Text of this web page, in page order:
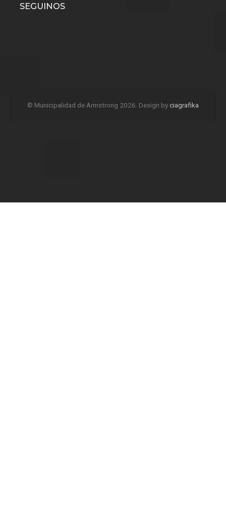
SEGUINOS
© Municipalidad de Armstrong 2026. Design byciagrafika